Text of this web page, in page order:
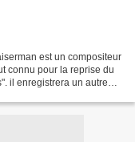
est un compositeur
connu pour la reprise du
il enregistrera un autre